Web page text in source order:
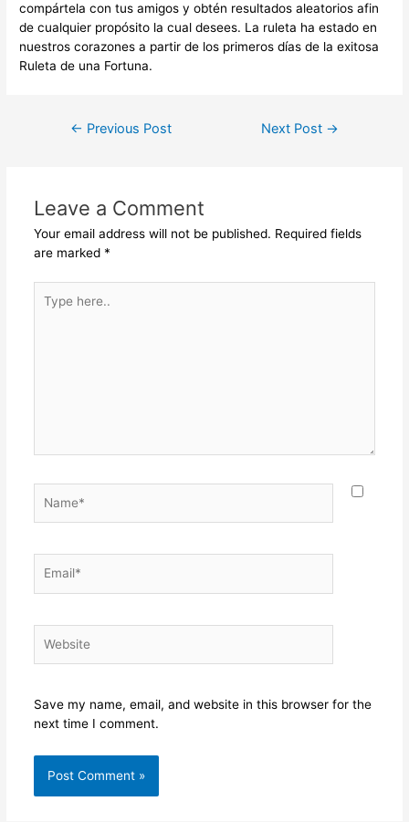
compártela con tus amigos y obtén resultados aleatorios afin
de cualquier propósito la cual desees. La ruleta ha estado en
nuestros corazones a partir de los primeros días de la exitosa
Ruleta de una Fortuna.
← Previous Post Next Post →
Leave a Comment
Your email address will not be published. Required fields
are marked *
here..
Save my name, email, and website in this browser for the
next time I comment.